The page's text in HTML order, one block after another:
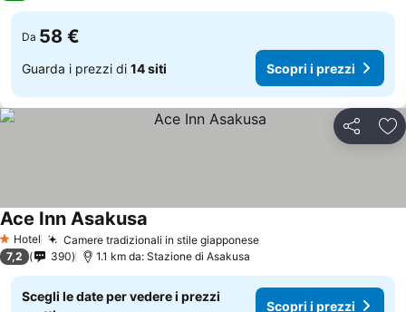
Da 58 €
Guarda i prezzi di 14 siti Scopri i prezzi
Condividi
1 Stelle
Hotel Camere tradizionali in stile giapponese
Ace Inn Asakusa
7,2 390 1.1 km da: Stazione di Asakusa
Scegli le date per vedere i prezzi
Scopri i prezzi